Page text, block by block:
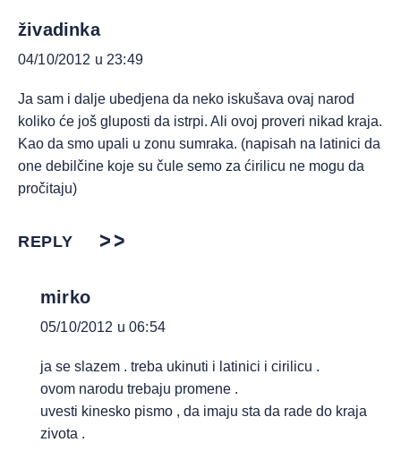
živadinka
04/10/2012 u 23:49
Ja sam i dalje ubedjena da neko iskušava ovaj narod
koliko će još gluposti da istrpi. Ali ovoj proveri nikad kraja.
Kao da smo upali u zonu sumraka. (napisah na latinici da
one debilčine koje su čule semo za ćirilicu ne mogu da
pročitaju)
REPLY
mirko
05/10/2012 u 06:54
ja se slazem . treba ukinuti i latinici i cirilicu .
ovom narodu trebaju promene .
uvesti kinesko pismo , da imaju sta da rade do kraja
zivota .